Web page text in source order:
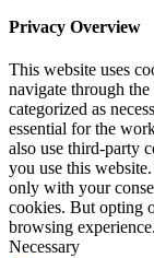
Privacy Overview
This website uses
navigate through
categorized as
essential for the
also use third-party
you use this
only with your
cookies. But opting
browsing experience.
Necessary